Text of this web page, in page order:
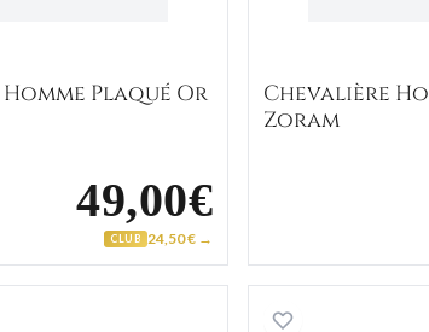
Plaqué Or
49,00€
CLUB 24,50 € →
Chevalière
Zoram
Chevalière Homme Argent Alyosha Agate Noir